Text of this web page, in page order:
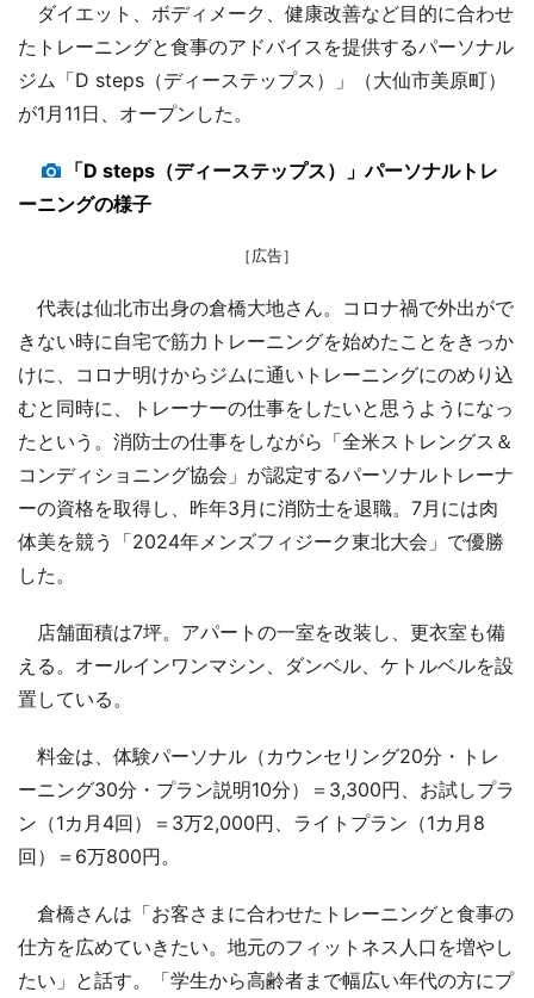
ダイエット、ボディメーク、健康改善など目的に合わせ
たトレーニングと食事のアドバイスを提供するパーソナル
ジム「D steps（ディーステップス）」（大仙市美原町）
が1月11日、オープンした。
「D steps（ディーステップス）」パーソナルトレ
ーニングの様子
［広告］
代表は仙北市出身の倉橋大地さん。コロナ禍で外出がで
きない時に自宅で筋力トレーニングを始めたことをきっか
けに、コロナ明けからジムに通いトレーニングにのめり込
むと同時に、トレーナーの仕事をしたいと思うようになっ
たという。消防士の仕事をしながら「全米ストレングス＆
コンディショニング協会」が認定するパーソナルトレーナ
ーの資格を取得し、昨年3月に消防士を退職。7月には肉
体美を競う「2024年メンズフィジーク東北大会」で優勝
した。
店舗面積は7坪。アパートの一室を改装し、更衣室も備
える。オールインワンマシン、ダンベル、ケトルベルを設
置している。
料金は、体験パーソナル（カウンセリング20分・トレ
ーニング30分・プラン説明10分）＝3,300円、お試しプラ
ン（1カ月4回）＝3万2,000円、ライトプラン（1カ月8
回）＝6万800円。
倉橋さんは「お客さまに合わせたトレーニングと食事の
仕方を広めていきたい。地元のフィットネス人口を増やし
たい」と話す。「学生から高齢者まで幅広い年代の方にプ